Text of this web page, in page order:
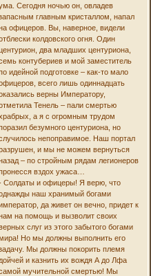
Сегодня ночью он, овладев
главным кристаллом, напал
офицеров. Вы, наверное, видели
колдовского огня. Один
два младших центуриона,
контубериев и мой заместитель
идейной подготовке – как-то мало
всего лишь одиннадцать
верны Императору,
Тенель – пали смертью
а я с огромным трудом
безумного центуриона, но
непоправимое. Наш портал
и мы не можем вернуться
– по стройным рядам легионеров
вздох ужаса…
Солдаты и офицеры! Я верю, что
наш хранимый богами
да живет он вечно, придет к
на помощь и вызволит своих
слуг из этого забытого богами
Но мы должны выполнить его
Мы должны покорить племя
дойчей и казнить их вождя А до Лфа
мучительной смертью! Мы